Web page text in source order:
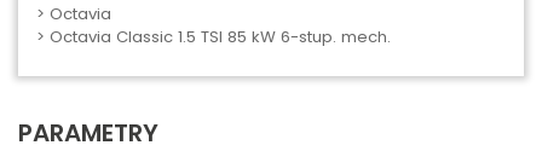
> Octavia
> Octavia Classic 1.5 TSI 85 kW 6-stup. mech.
PARAMETRY